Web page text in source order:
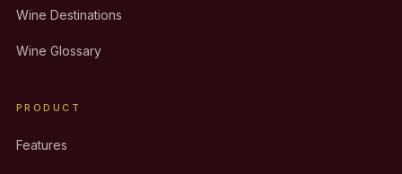
Wine Destinations
Wine Glossary
PRODUCT
Features